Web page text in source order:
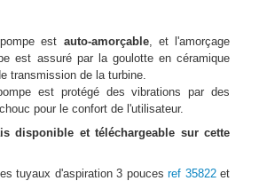
est auto-amorçable, et l'amorçage
est assuré par la goulotte en céramique
transmission de la turbine.
est protégé des vibrations par des
pour le confort de l'utilisateur.
disponible et téléchargeable sur cette
tuyaux d'aspiration 3 poucesref 35822et